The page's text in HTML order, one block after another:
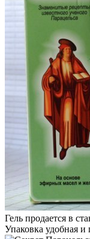
Гель продается в
Упаковка удобная и